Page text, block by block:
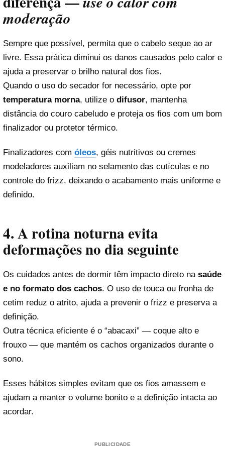
moderação
Sempre que possível, permita que o cabelo seque ao ar
livre. Essa prática diminui os danos causados pelo calor e
ajuda a preservar o brilho natural dos fios.
Quando o uso do secador for necessário, opte por
temperatura morna, utilize o difusor, mantenha
distância do couro cabeludo e proteja os fios com um bom
finalizador ou protetor térmico.
Finalizadores com óleos, géis nutritivos ou cremes
modeladores auxiliam no selamento das cutículas e no
controle do frizz, deixando o acabamento mais uniforme e
definido.
4. A rotina noturna evita
deformações no dia seguinte
Os cuidados antes de dormir têm impacto direto na saúde
e no formato dos cachos. O uso de touca ou fronha de
cetim reduz o atrito, ajuda a prevenir o frizz e preserva a
definição.
Outra técnica eficiente é o “abacaxi” — coque alto e
frouxo — que mantém os cachos organizados durante o
sono.
Esses hábitos simples evitam que os fios amassem e
ajudam a manter o volume bonito e a definição intacta ao
acordar.
PUBLICIDADE